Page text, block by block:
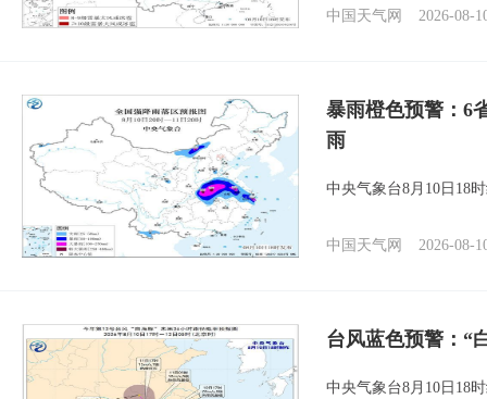
中国天气网 2026-08-
暴雨橙色预警：6
雨
中央气象台8月10日18
中国天气网 2026-08-
台风蓝色预警：“
中央气象台8月10日18